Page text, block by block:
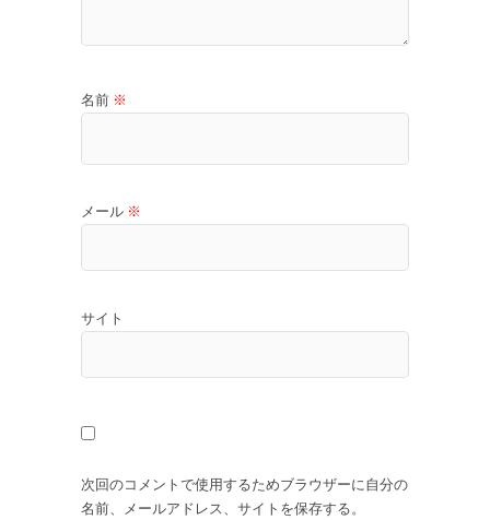
名前 ※
メール ※
サイト
次回のコメントで使用するためブラウザーに自分の
名前、メールアドレス、サイトを保存する。